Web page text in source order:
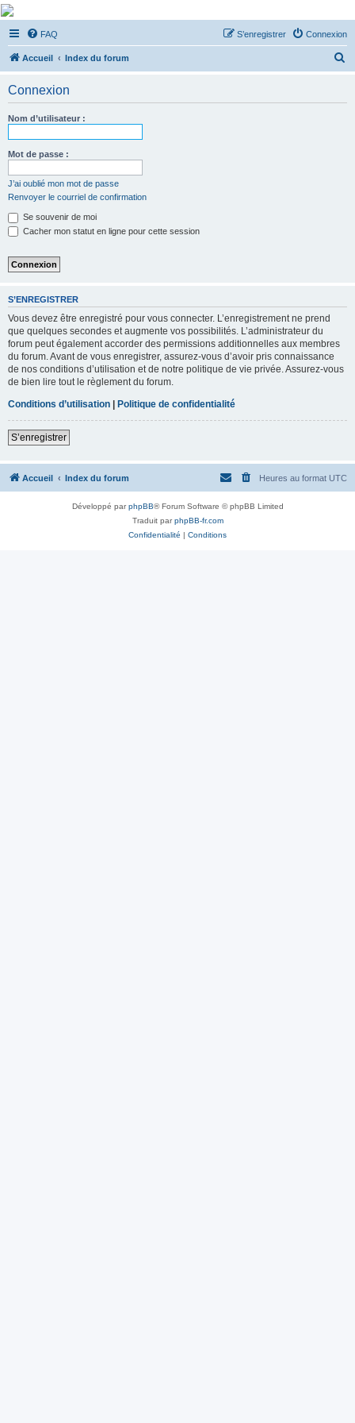
De Musicae Militari -
Forums
Forums de discussions
FAQ Connexion
S’enregistrer
Accueil Index du forum
Connexion
Nom d’utilisateur :
Mot de passe :
J’ai oublié mon mot de passe
Renvoyer le courriel de confirmation
Se souvenir de moi
Cacher mon statut en ligne pour cette session
S’ENREGISTRER
Vous devez être enregistré pour vous connecter. L’enregistrement ne prend
que quelques secondes et augmente vos possibilités. L’administrateur du
forum peut également accorder des permissions additionnelles aux membres
du forum. Avant de vous enregistrer, assurez-vous d’avoir pris connaissance
de nos conditions d’utilisation et de notre politique de vie privée. Assurez-vous
de bien lire tout le règlement du forum.
Conditions d’utilisation | Politique de confidentialité
S’enregistrer
Accueil Index du forum Heures au format UTC
Développé parphpBB® Forum Software © phpBB Limited
Traduit parphpBB-fr.com
Confidentialité | Conditions